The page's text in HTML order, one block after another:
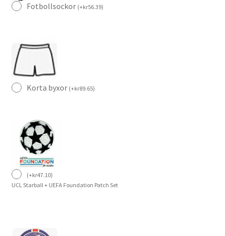
Fotbollsockor (+kr56.39)
Korta byxor (+kr89.65)
(+kr47.10)
UCL Starball + UEFA Foundation Patch Set